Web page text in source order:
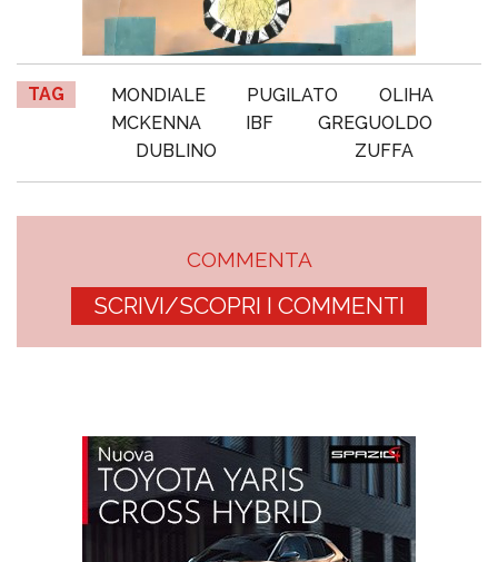
TAG MONDIALE PUGILATO
OLIHA
MCKENNA
IBF
GREGUOLDO
DUBLINO
ZUFFA
COMMENTA
SCRIVI/SCOPRI I COMMENTI